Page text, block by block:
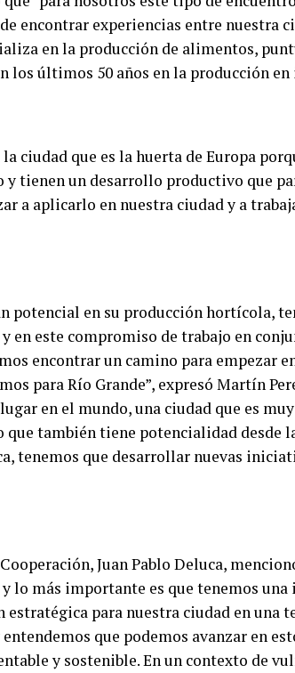
encontrar experiencias entre nuestra
en la producción de alimentos,
los últimos 50 años en la producción en
ciudad que es la huerta de Europa
tienen un desarrollo productivo que
a aplicarlo en nuestra ciudad y a
potencial en su producción hortícola,
en este compromiso de trabajo en
encontrar un camino para empezar
para Río Grande”, expresó Martín
en el mundo, una ciudad que es
que también tiene potencialidad desde
tenemos que desarrollar nuevas
Juan Pablo Deluca,
lo más importante es que tenemos una
para nuestra ciudad en una
que podemos avanzar en
y sostenible. En un contexto de